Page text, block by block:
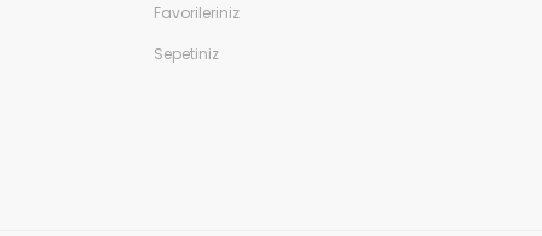
Favorileriniz
Sepetiniz